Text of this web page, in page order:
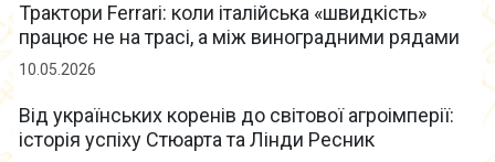
Трактори Ferrari: коли італійська «швидкість»
працює не на трасі, а між виноградними рядами
10.05.2026
Від українських коренів до світової агроімперії:
історія успіху Стюарта та Лінди Ресник